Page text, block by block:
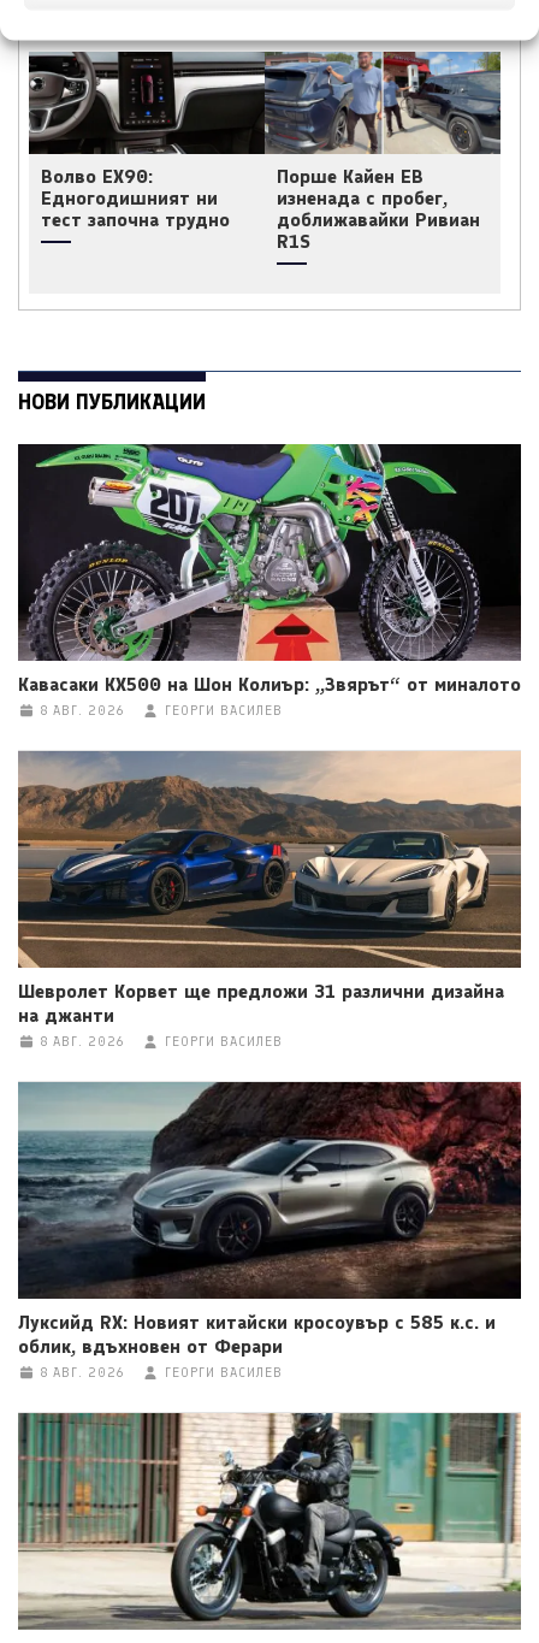
Волво EX90:
Едногодишният ни
тест започна трудно
Порше Кайен ЕВ
изненада с пробег,
доближавайки Ривиан
R1S
НОВИ ПУБЛИКАЦИИ
Кавасаки KX500 на Шон Колиър: „Звярът“ от миналото
8 АВГ. 2026 ГЕОРГИ ВАСИЛЕВ
Шевролет Корвет ще предложи 31 различни дизайна
на джанти
8 АВГ. 2026 ГЕОРГИ ВАСИЛЕВ
Луксийд RX: Новият китайски кросоувър с 585 к.с. и
облик, вдъхновен от Ферари
8 АВГ. 2026 ГЕОРГИ ВАСИЛЕВ